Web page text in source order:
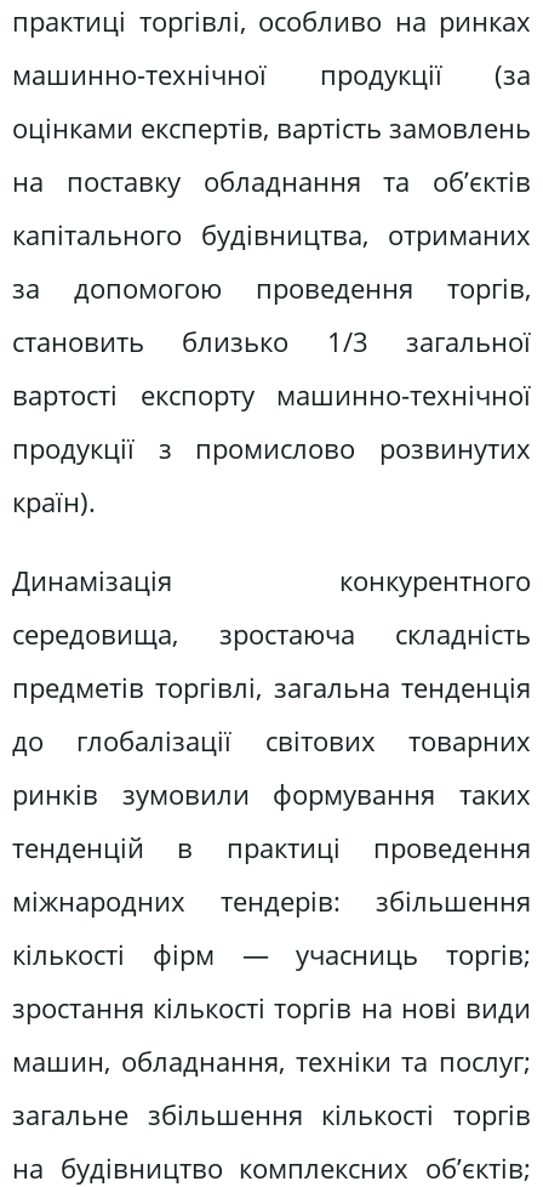
практиці торгівлі, особливо на ринках
машинно-технічної продукції (за
оцінками експертів, вартість замовлень
на поставку обладнання та об’єктів
капітального будівництва, отриманих
за допомогою проведення торгів,
становить близько 1/3 загальної
вартості експорту машинно-технічної
продукції з промислово розвинутих
країн).
Динамізація конкурентного
середовища, зростаюча складність
предметів торгівлі, загальна тенденція
до глобалізації світових товарних
ринків зумовили формування таких
тенденцій в практиці проведення
міжнародних тендерів: збільшення
кількості фірм — учасниць торгів;
зростання кількості торгів на нові види
машин, обладнання, техніки та послуг;
загальне збільшення кількості торгів
на будівництво комплексних об’єктів;